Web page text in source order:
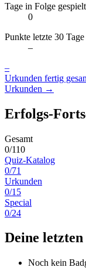
Tage in Folge gespielt
0
Punkte letzte 30 Tage
–
–
Urkunden fertig
Urkunden →
Erfolgs-
Gesamt
0/110
Quiz-Katalog
0/71
Urkunden
0/15
Special
0/24
Deine
Noch kein